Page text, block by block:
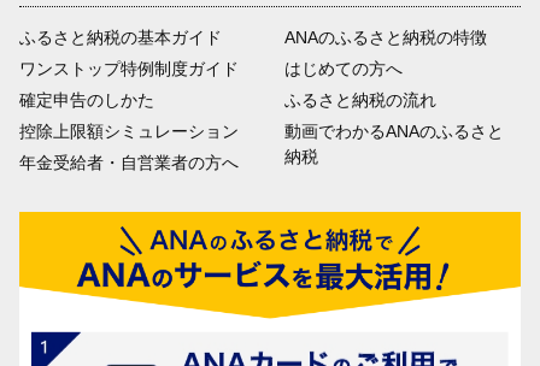
ふるさと納税の基本ガイド
ワンストップ特例制度ガイド
確定申告のしかた
控除上限額シミュレーション
年金受給者・自営業者の方へ
ANAのふるさと納税の特徴
はじめての方へ
ふるさと納税の流れ
動画でわかるANAのふるさと
納税